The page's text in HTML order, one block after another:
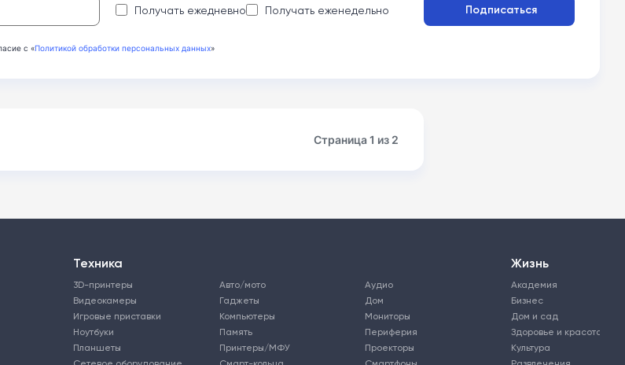
Получать ежедневно Получать еженедельно Подписаться
с «Политикой обработки персональных данных»
Страница 1 из 2
Техника
3D-принтеры Авто/мото
Аудио
Видеокамеры
Гаджеты
Дом
Игровые приставки
Компьютеры
Мониторы
Ноутбуки
Память
Периферия
Планшеты
Принтеры/МФУ
Проекторы
Жизнь
Академия
Бизнес
Дом и сад
Здоровье и красота
Культура